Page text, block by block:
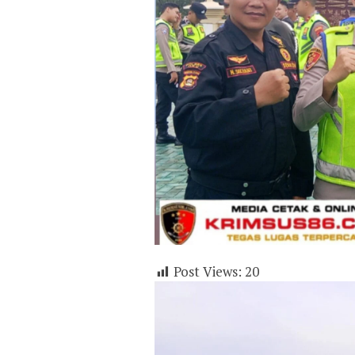
Post Views: 20